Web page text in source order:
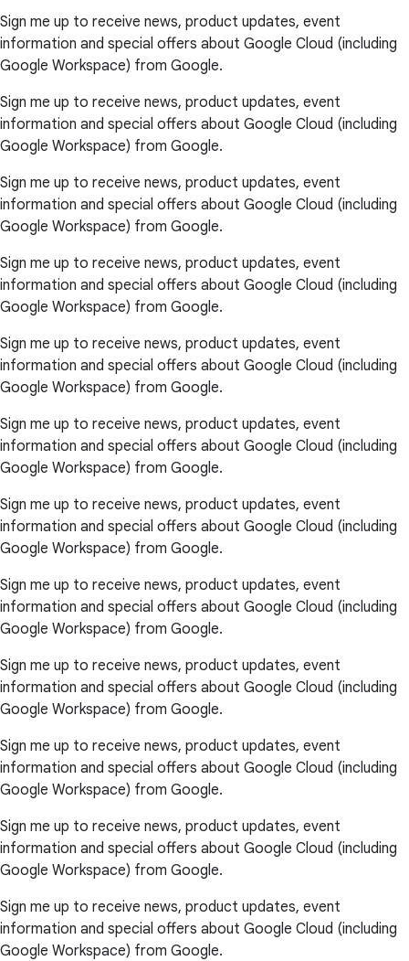
Sign me up to receive news, product updates, event
information and special offers about Google Cloud (including
Google Workspace) from Google.
Sign me up to receive news, product updates, event
information and special offers about Google Cloud (including
Google Workspace) from Google.
Sign me up to receive news, product updates, event
information and special offers about Google Cloud (including
Google Workspace) from Google.
Sign me up to receive news, product updates, event
information and special offers about Google Cloud (including
Google Workspace) from Google.
Sign me up to receive news, product updates, event
information and special offers about Google Cloud (including
Google Workspace) from Google.
Sign me up to receive news, product updates, event
information and special offers about Google Cloud (including
Google Workspace) from Google.
Sign me up to receive news, product updates, event
information and special offers about Google Cloud (including
Google Workspace) from Google.
Sign me up to receive news, product updates, event
information and special offers about Google Cloud (including
Google Workspace) from Google.
Sign me up to receive news, product updates, event
information and special offers about Google Cloud (including
Google Workspace) from Google.
Sign me up to receive news, product updates, event
information and special offers about Google Cloud (including
Google Workspace) from Google.
Sign me up to receive news, product updates, event
information and special offers about Google Cloud (including
Google Workspace) from Google.
Sign me up to receive news, product updates, event
information and special offers about Google Cloud (including
Google Workspace) from Google.